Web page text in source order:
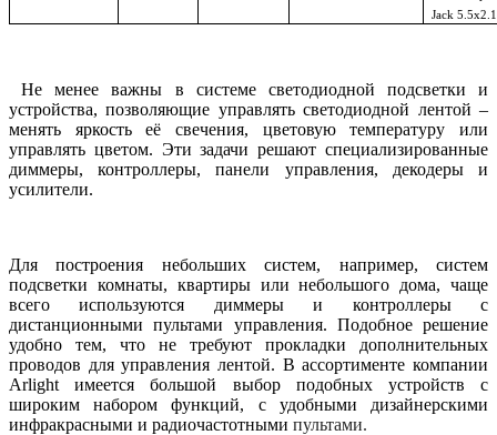
Jack
Не менее важны в системе светодиодной подсветки и
устройства, позволяющие управлять светодиодной лентой –
менять яркость её свечения, цветовую температуру или
управлять цветом. Эти задачи решают специализированные
диммеры, контроллеры, панели управления, декодеры и
усилители.
Для построения небольших систем, например, систем
подсветки комнаты, квартиры или небольшого дома, чаще
всего используются диммеры и контроллеры с
дистанционными пультами управления. Подобное решение
удобно тем, что не требуют прокладки дополнительных
проводов для управления лентой. В ассортименте компании
Arlight имеется большой выбор подобных устройств с
широким набором функций, с удобными дизайнерскими
инфракрасными и радиочастотными пультами.